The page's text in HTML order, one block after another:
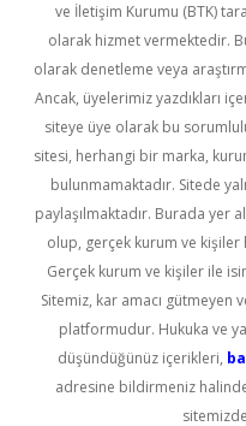
ve İletişim Kurumu (BTK)
olarak hizmet vermektedir.
olarak denetleme veya
Ancak, üyelerimiz yazdıkları
siteye üye olarak bu
sitesi, herhangi bir marka,
bulunmamaktadır. Sitede
paylaşılmaktadır. Burada yer
olup, gerçek kurum ve kişiler
Gerçek kurum ve kişiler ile
Sitemiz, kar amacı gütmeyen
platformudur. Hukuka ve
düşündüğünüz içerikleri,
adresine bildirmeniz